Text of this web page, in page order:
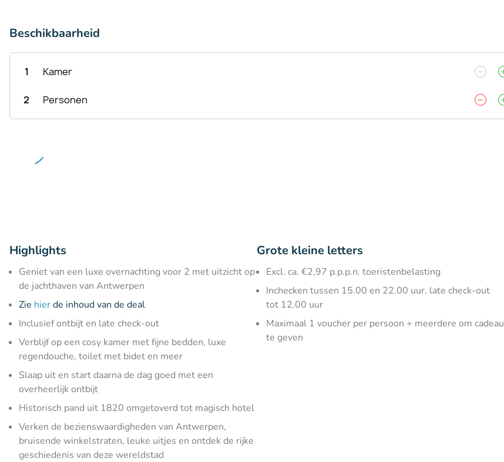
Beschikbaarheid
1 Kamer
2 Personen
Highlights
Geniet van een luxe overnachting voor 2 met uitzicht op
de jachthaven van Antwerpen
Zie hierde inhoud van de deal
Inclusief ontbijt en late check-out
Verblijf op een cosy kamer met fijne bedden, luxe
regendouche, toilet met bidet en meer
Slaap uit en start daarna de dag goed met een
overheerlijk ontbijt
Historisch pand uit 1820 omgetoverd tot magisch hotel
Verken de bezienswaardigheden van Antwerpen,
bruisende winkelstraten, leuke uitjes en ontdek de rijke
geschiedenis van deze wereldstad
Grote kleine letters
Excl. ca. €2,97 p.p.p.n. toeristenbelasting
Inchecken tussen 15.00 en 22.00 uur, late check-out
tot 12.00 uur
Maximaal 1 voucher per persoon + meerdere om cadeau
te geven